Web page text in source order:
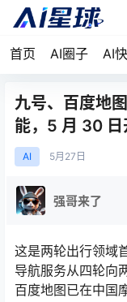
首页 AI圈子 AI
九号、百度地
能，5 月 30
AI 5月 27日
强哥来了
这是两轮出行领域
导航服务从四轮向
百度地图已在中国